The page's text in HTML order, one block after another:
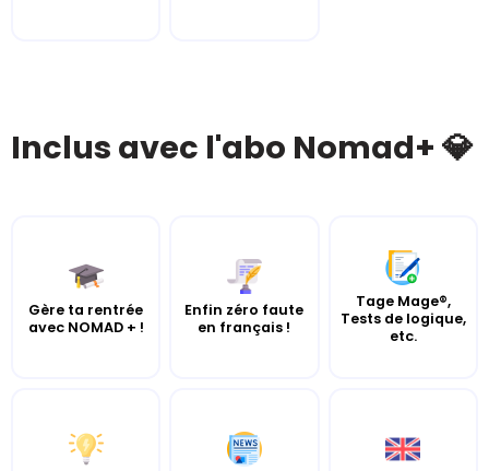
Inclus avec l'abo Nomad+ 💎
Gère ta rentrée
avec NOMAD + !
Enfin zéro faute
en français !
Tage Mage®,
Tests de logique,
etc.